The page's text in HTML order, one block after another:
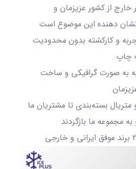
از کشور عزیزمان و
دهنده این موضوع است
و کارکشته بدون محدودیت
چاپ
به صورت گرافیکی و ساخت
بسته‌بندی‌ تا مشتریان ما
مجموعه ما بازگردند